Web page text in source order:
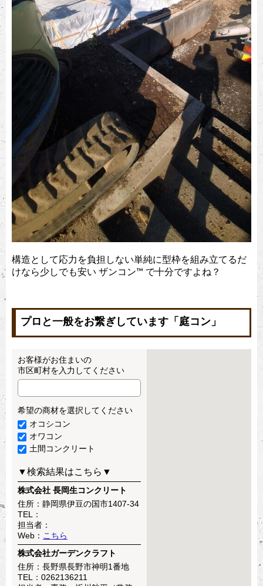
構造として応力を負担しない単純に型枠を組み立てるだ
けなら少しでも安い ザンコン™︎ で十分ですよね？
プロと一般をお繋ぎしています「庭コン」